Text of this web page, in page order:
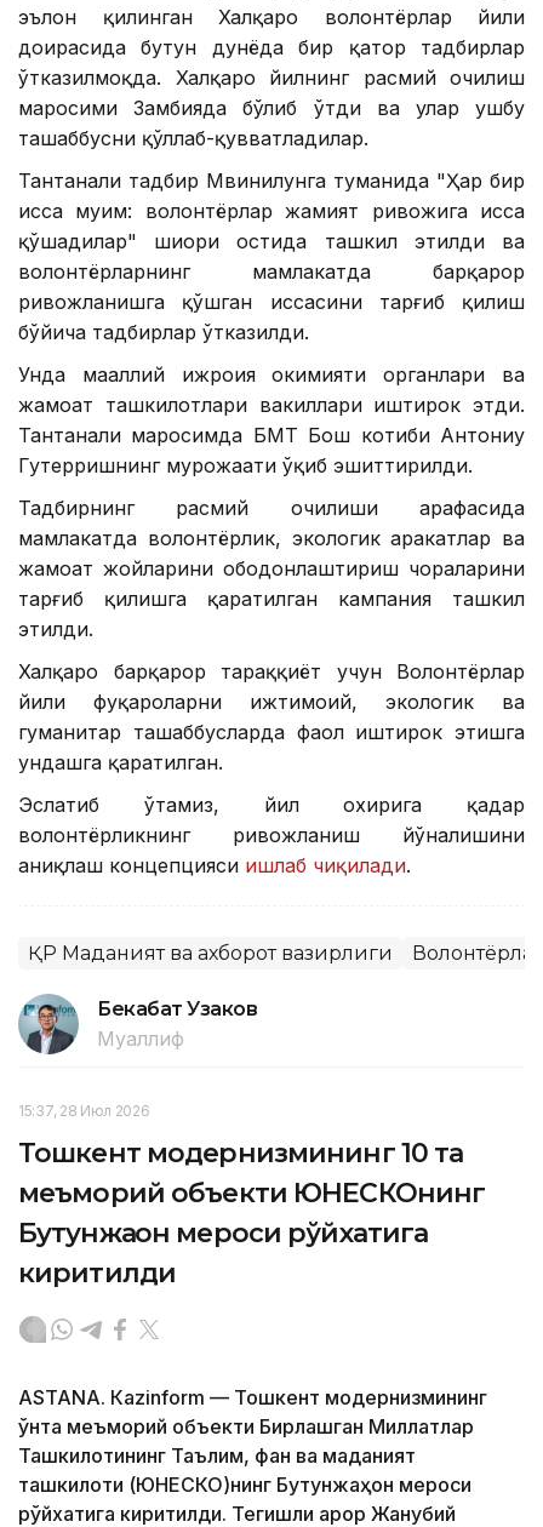
эълон қилинган Халқаро волонтёрлар йили
доирасида бутун дунёда бир қатор тадбирлар
ўтказилмоқда. Халқаро йилнинг расмий очилиш
маросими Замбияда бўлиб ўтди ва улар ушбу
ташаббусни қўллаб-қувватладилар.
Тантанали тадбир Мвинилунга туманида "Ҳар бир
ҳисса муҳим: волонтёрлар жамият ривожига ҳисса
қўшадилар" шиори остида ташкил этилди ва
волонтёрларнинг мамлакатда барқарор
ривожланишга қўшган ҳиссасини тарғиб қилиш
бўйича тадбирлар ўтказилди.
Унда маҳаллий ижроия ҳокимияти органлари ва
жамоат ташкилотлари вакиллари иштирок этди.
Тантанали маросимда БМТ Бош котиби Антониу
Гутерришнинг мурожаати ўқиб эшиттирилди.
Тадбирнинг расмий очилиши арафасида
мамлакатда волонтёрлик, экологик ҳаракатлар ва
жамоат жойларини ободонлаштириш чораларини
тарғиб қилишга қаратилган кампания ташкил
этилди.
Халқаро барқарор тараққиёт учун Волонтёрлар
йили фуқароларни ижтимоий, экологик ва
гуманитар ташаббусларда фаол иштирок этишга
ундашга қаратилган.
Эслатиб ўтамиз, йил охирига қадар
волонтёрликнинг ривожланиш йўналишини
аниқлаш концепцияси ишлаб чиқилади.
ҚР Маданият ва ахборот вазирлиги
Бекабат Узаков
Муаллиф
15:37, 28 Июл 2026
Тошкент модернизмининг 10 та
меъморий объекти ЮНEСКОнинг
Бутунжаҳон мероси рўйхатига
киритилди
ASTANА. Кazinform — Тошкент модернизмининг
ўнта меъморий объекти Бирлашган Миллатлар
Ташкилотининг Таълим, фан ва маданият
ташкилоти (ЮНEСКО)нинг Бутунжаҳон мероси
рўйхатига киритилди. Тегишли қарор Жанубий